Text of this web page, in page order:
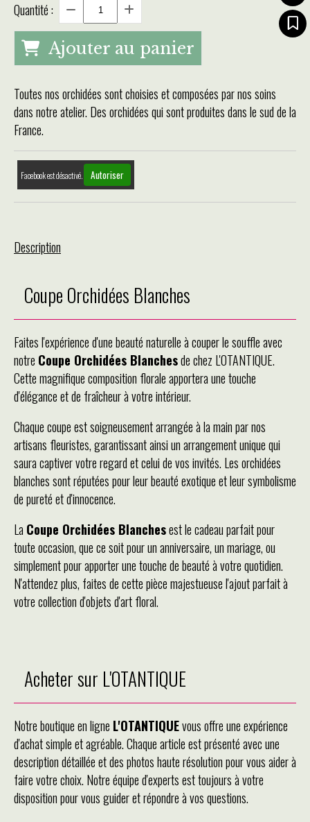
Quantité :
Ajouter au panier
Toutes nos orchidées sont choisies et composées par nos soins
dans notre atelier. Des orchidées qui sont produites dans le sud de la
France.
Facebook est désactivé. Autoriser
Description
Coupe Orchidées Blanches
Faites l'expérience d'une beauté naturelle à couper le souffle avec
notre Coupe Orchidées Blanchesde chez L'OTANTIQUE.
Cette magnifique composition florale apportera une touche
d'élégance et de fraîcheur à votre intérieur.
Chaque coupe est soigneusement arrangée à la main par nos
artisans fleuristes, garantissant ainsi un arrangement unique qui
saura captiver votre regard et celui de vos invités. Les orchidées
blanches sont réputées pour leur beauté exotique et leur symbolisme
de pureté et d'innocence.
LaCoupe Orchidées Blanchesest le cadeau parfait pour
toute occasion, que ce soit pour un anniversaire, un mariage, ou
simplement pour apporter une touche de beauté à votre quotidien.
N'attendez plus, faites de cette pièce majestueuse l'ajout parfait à
votre collection d'objets d'art floral.
Acheter sur L'OTANTIQUE
Notre boutique en ligne L'OTANTIQUEvous offre une expérience
d'achat simple et agréable. Chaque article est présenté avec une
description détaillée et des photos haute résolution pour vous aider à
faire votre choix. Notre équipe d'experts est toujours à votre
disposition pour vous guider et répondre à vos questions.